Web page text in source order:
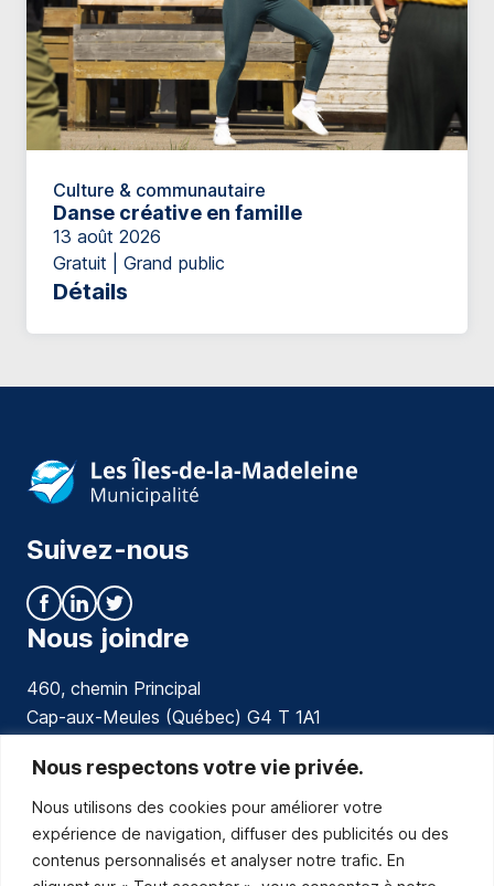
Nous respectons votre vie privée.
Nous utilisons des cookies pour améliorer votre
expérience de navigation, diffuser des publicités ou des
contenus personnalisés et analyser notre trafic. En
Culture & communautaire
Danse créative en famille
13 août 2026
Gratuit | Grand public
Détails
Suivez-nous
Nous joindre
460, chemin Principal
Cap-aux-Meules (Québec) G4 T 1A1
communications@muniles.ca
418 986-3100
Composez le 1 en tout temps pour toutes urgences.
Abonnez-vous